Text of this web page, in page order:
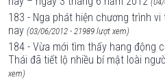
183 - Nga phát hiện chương trình
nay (03/06/2012 - 21989 lượt xem)
184 - Vừa mới tìm thấy hang động
Thái đã tiết lộ nhiều bí mật loài
xem)